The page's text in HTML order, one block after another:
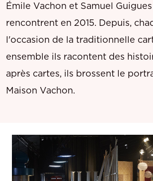
Émile Vachon et Samuel Guigues
rencontrent en 2015. Depuis,
l'occasion de la traditionnelle
ensemble ils racontent des
après cartes, ils brossent le
Maison Vachon.